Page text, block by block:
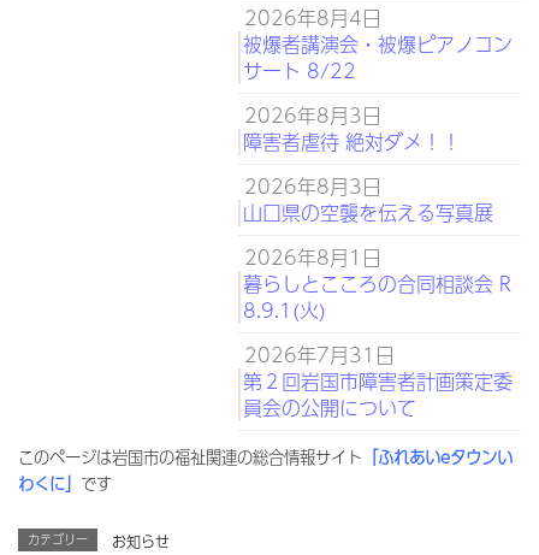
2026年8月4日
被爆者講演会・被爆ピアノコン
サート 8/22
2026年8月3日
障害者虐待 絶対ダメ！！
2026年8月3日
山口県の空襲を伝える写真展
2026年8月1日
暮らしとこころの合同相談会 R
8.9.1(火)
2026年7月31日
第２回岩国市障害者計画策定委
員会の公開について
このページは岩国市の福祉関連の総合情報サイト 「ふれあいeタウンい
わくに」 です
カテゴリー お知らせ